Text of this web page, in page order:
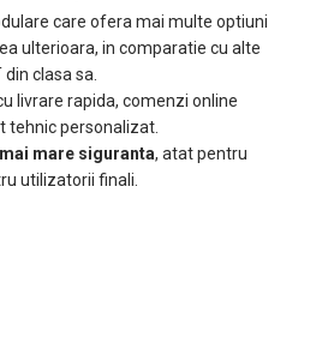
care ofera mai multe optiuni
ulterioara, in comparatie cu alte
clasa sa.
livrare rapida, comenzi online
tehnic personalizat.
mare siguranta, atat pentru
utilizatorii finali.